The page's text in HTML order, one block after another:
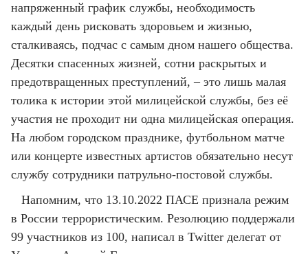
напряженный график службы, необходимость
каждый день рисковать здоровьем и жизнью,
сталкиваясь, подчас с самым дном нашего общества.
Десятки спасенных жизней, сотни раскрытых и
предотвращенных преступлений, – это лишь малая
толика к истории этой милицейской службы, без её
участия не проходит ни одна милицейская операция.
На любом городском празднике, футбольном матче
или концерте известных артистов обязательно несут
службу сотрудники патрульно-постовой службы.
Напомним, что 13.10.2022 ПАСЕ признала режим
в России террористическим. Резолюцию поддержали
99 участников из 100, написал в Twitter делегат от